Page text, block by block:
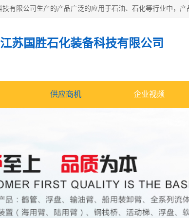
江苏国胜石化装备科技有限公司
供应商机 企业视频